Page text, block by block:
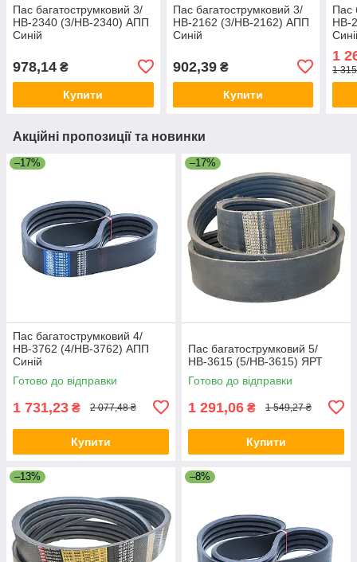
Пас багатострумковий 3/
НВ-2340 (3/HB-2340) АПП
Синій
978,14 ₴
Купити
Пас багатострумковий 3/
НВ-2162 (3/HB-2162) АПП
Синій
902,39₴
Купити
Пас
НВ-
1
1
Акційні пропозиції та новинки
–17%
Пас багатострумковий 4/
НВ-3762 (4/HB-3762) АПП
Синій
Готово до відправки
1 731,23 ₴ 2 077,48 ₴
Купити
–17%
Пас багатострумковий 5/
НВ-3615 (5/HB-3615) ЯРТ
Готово до відправки
1 291,06 ₴ 1 549,27 ₴
Купити
–13% –8%